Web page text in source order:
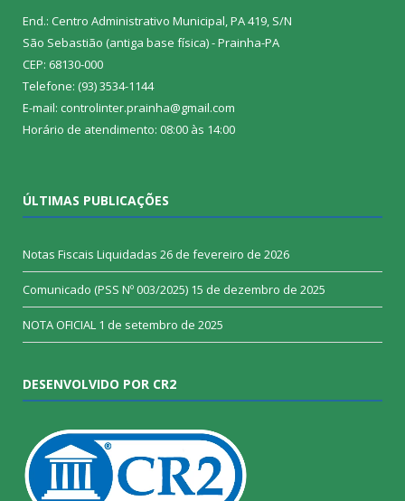
End.: Centro Administrativo Municipal, PA 419, S/N
São Sebastião (antiga base física) - Prainha-PA
CEP: 68130-000
Telefone: (93) 3534-1144
E-mail: controlinter.prainha@gmail.com
Horário de atendimento: 08:00 às 14:00
ÚLTIMAS PUBLICAÇÕES
Notas Fiscais Liquidadas 26 de fevereiro de 2026
Comunicado (PSS Nº 003/2025) 15 de dezembro de 2025
NOTA OFICIAL 1 de setembro de 2025
DESENVOLVIDO POR CR2